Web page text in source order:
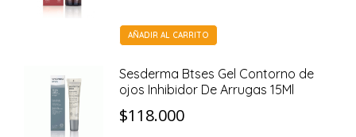
AÑADIR AL CARRITO
Sesderma Btses Gel Contorno de
ojos Inhibidor De Arrugas 15Ml
$118.000